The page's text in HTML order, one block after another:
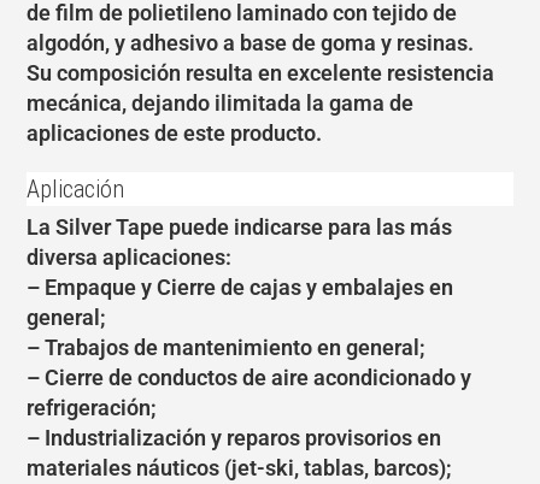
de film de polietileno laminado con tejido de
algodón, y adhesivo a base de goma y resinas.
Su composición resulta en excelente resistencia
mecánica, dejando ilimitada la gama de
aplicaciones de este producto.
Aplicación
La Silver Tape puede indicarse para las más
diversa aplicaciones:
– Empaque y Cierre de cajas y embalajes en
general;
– Trabajos de mantenimiento en general;
– Cierre de conductos de aire acondicionado y
refrigeración;
– Industrialización y reparos provisorios en
materiales náuticos (jet-ski, tablas, barcos);